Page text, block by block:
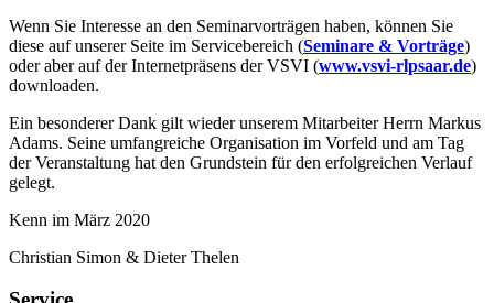
Wenn Sie Interesse an den Seminarvorträgen haben, können Sie
diese auf unserer Seite im Servicebereich (Seminare & Vorträge)
oder aber auf der Internetpräsens der VSVI (www.vsvi-rlpsaar.de)
downloaden.
Ein besonderer Dank gilt wieder unserem Mitarbeiter Herrn Markus
Adams. Seine umfangreiche Organisation im Vorfeld und am Tag
der Veranstaltung hat den Grundstein für den erfolgreichen Verlauf
gelegt.
Kenn im März 2020
Christian Simon & Dieter Thelen